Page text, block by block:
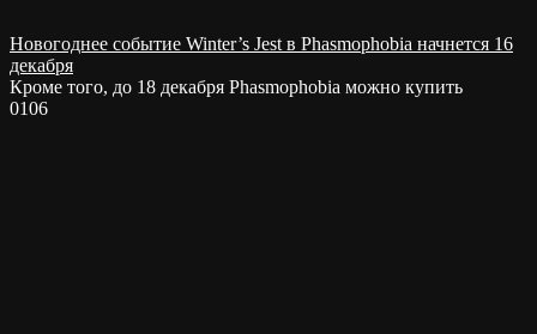
Новогоднее событие Winter’s Jest в Phasmophobia начнется 16
декабря
Кроме того, до 18 декабря Phasmophobia можно купить
0106